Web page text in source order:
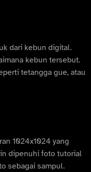
dari kebun digital.
kebun tersebut.
tetangga gue, atau
1024x1024 yang
dipenuhi foto tutorial
sebagai sampul.